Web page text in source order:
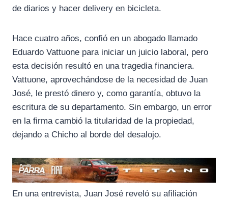
de diarios y hacer delivery en bicicleta.
Hace cuatro años, confió en un abogado llamado
Eduardo Vattuone para iniciar un juicio laboral, pero
esta decisión resultó en una tragedia financiera.
Vattuone, aprovechándose de la necesidad de Juan
José, le prestó dinero y, como garantía, obtuvo la
escritura de su departamento. Sin embargo, un error
en la firma cambió la titularidad de la propiedad,
dejando a Chicho al borde del desalojo.
En una entrevista, Juan José reveló su afiliación